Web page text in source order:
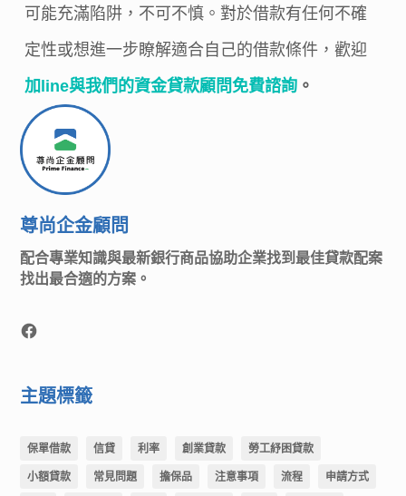
可能充滿陷阱，不可不慎。對於借款有任何不確
定性或想進一步瞭解適合自己的借款條件，歡迎
加line與我們的資金貸款顧問免費諮詢。
尊尚企金顧問
配合專業知識與最新銀行商品協助企業找到最佳貸款配案
找出最合適的方案。
target="_blank"
主題標籤
保單借款 信貸 利率 創業貸款
勞工紓困貸款
小額貸款
常見問題 擔保品 注意事項 流程
申請方式